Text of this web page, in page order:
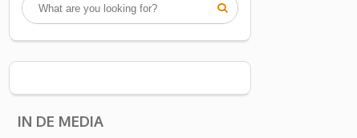

IN DE MEDIA